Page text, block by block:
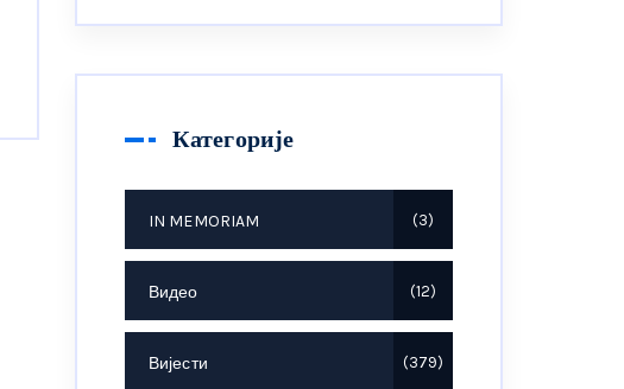
Категорије
IN MEMORIAM 3
Видео 12
Вијести 379